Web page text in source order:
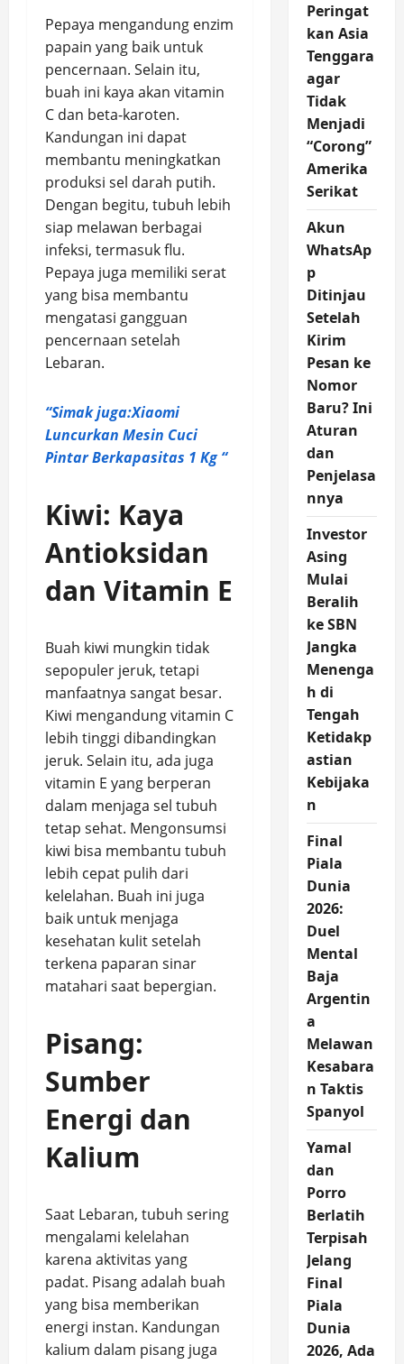
Pepaya mengandung enzim
papain yang baik untuk
pencernaan. Selain itu,
buah ini kaya akan vitamin
C dan beta-karoten.
Kandungan ini dapat
membantu meningkatkan
produksi sel darah putih.
Dengan begitu, tubuh lebih
siap melawan berbagai
infeksi, termasuk flu.
Pepaya juga memiliki serat
yang bisa membantu
mengatasi gangguan
pencernaan setelah
Lebaran.
“Simak juga:Xiaomi
Luncurkan Mesin Cuci
Pintar Berkapasitas 1 Kg “
Kiwi: Kaya
Antioksidan
dan Vitamin E
Buah kiwi mungkin tidak
sepopuler jeruk, tetapi
manfaatnya sangat besar.
Kiwi mengandung vitamin C
lebih tinggi dibandingkan
jeruk. Selain itu, ada juga
vitamin E yang berperan
dalam menjaga sel tubuh
tetap sehat. Mengonsumsi
kiwi bisa membantu tubuh
lebih cepat pulih dari
kelelahan. Buah ini juga
baik untuk menjaga
kesehatan kulit setelah
terkena paparan sinar
matahari saat bepergian.
Pisang:
Sumber
Energi dan
Kalium
Saat Lebaran, tubuh sering
mengalami kelelahan
karena aktivitas yang
padat. Pisang adalah buah
yang bisa memberikan
energi instan. Kandungan
kalium dalam pisang juga
Peringat
kan Asia
Tenggara
agar
Tidak
Menjadi
“Corong”
Amerika
Serikat
Akun
WhatsAp
p
Ditinjau
Setelah
Kirim
Pesan ke
Nomor
Baru? Ini
Aturan
dan
Penjelasa
nnya
Investor
Asing
Mulai
Beralih
ke SBN
Jangka
Menenga
h di
Tengah
Ketidakp
astian
Kebijaka
n
Final
Piala
Dunia
2026:
Duel
Mental
Baja
Argentin
a
Melawan
Kesabara
n Taktis
Spanyol
Yamal
dan
Porro
Berlatih
Terpisah
Jelang
Final
Piala
Dunia
2026, Ada